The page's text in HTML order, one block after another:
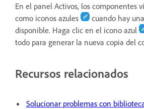
En el panel Activos, los componentes
como iconos azules
cuando hay
disponible. Haga clic en el icono azul
todo para generar la nueva copia del
Recursos relacionados
Solucionar problemas con